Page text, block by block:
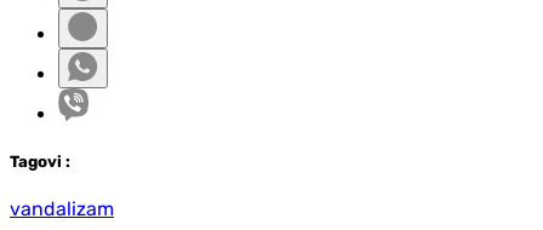
Tagovi :
vandalizam